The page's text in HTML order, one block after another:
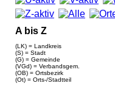
A bis Z
(LK) = Landkreis
(S) = Stadt
(G) = Gemeinde
(VGd) = Verbandsgem.
(OB) = Ortsbezirk
(Ot) = Orts-/Stadtteil